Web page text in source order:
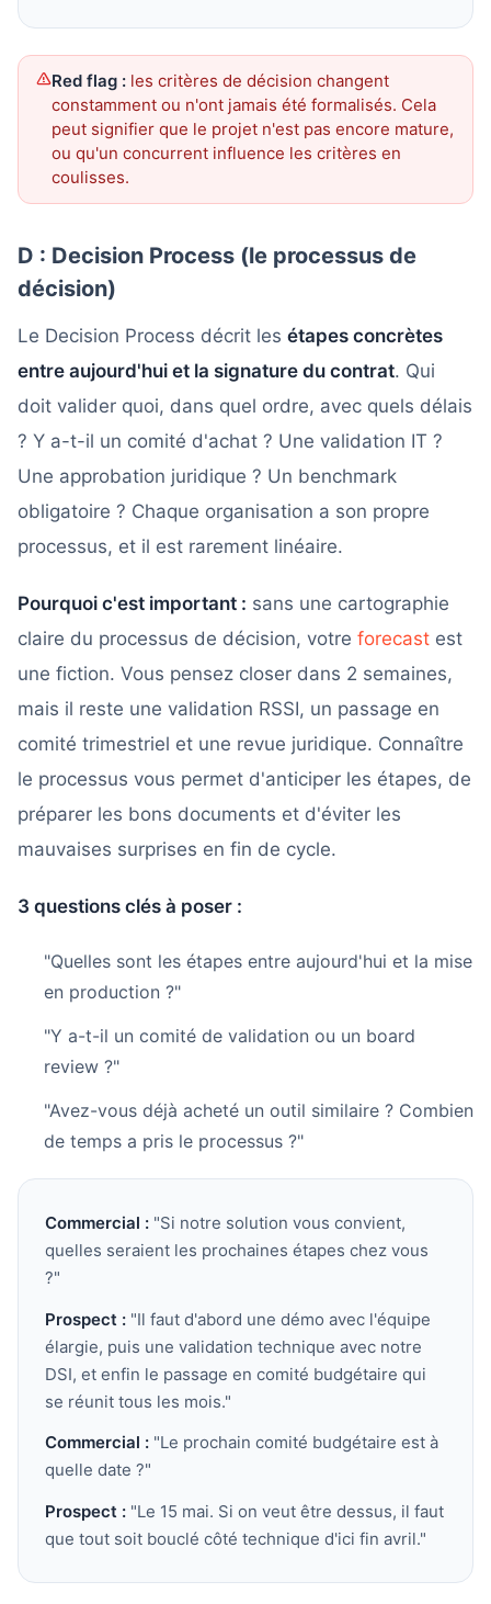
Red flag : les critères de décision changent
constamment ou n'ont jamais été formalisés. Cela
peut signifier que le projet n'est pas encore mature,
ou qu'un concurrent influence les critères en
coulisses.
D : Decision Process (le processus de
décision)
Le Decision Process décrit les étapes concrètes
entre aujourd'hui et la signature du contrat. Qui
doit valider quoi, dans quel ordre, avec quels délais
? Y a-t-il un comité d'achat ? Une validation IT ?
Une approbation juridique ? Un benchmark
obligatoire ? Chaque organisation a son propre
processus, et il est rarement linéaire.
Pourquoi c'est important : sans une cartographie
claire du processus de décision, votre forecast est
une fiction. Vous pensez closer dans 2 semaines,
mais il reste une validation RSSI, un passage en
comité trimestriel et une revue juridique. Connaître
le processus vous permet d'anticiper les étapes, de
préparer les bons documents et d'éviter les
mauvaises surprises en fin de cycle.
3 questions clés à poser :
"Quelles sont les étapes entre aujourd'hui et la mise
en production ?"
"Y a-t-il un comité de validation ou un board
review ?"
"Avez-vous déjà acheté un outil similaire ? Combien
de temps a pris le processus ?"
Commercial : "Si notre solution vous convient,
quelles seraient les prochaines étapes chez vous
?"
Prospect : "Il faut d'abord une démo avec l'équipe
élargie, puis une validation technique avec notre
DSI, et enfin le passage en comité budgétaire qui
se réunit tous les mois."
Commercial : "Le prochain comité budgétaire est à
quelle date ?"
Prospect : "Le 15 mai. Si on veut être dessus, il faut
que tout soit bouclé côté technique d'ici fin avril."